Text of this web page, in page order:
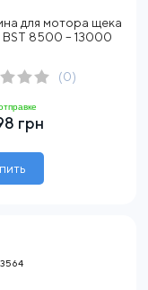
для мотора щека
BST 8500 – 13000
(0)
грн